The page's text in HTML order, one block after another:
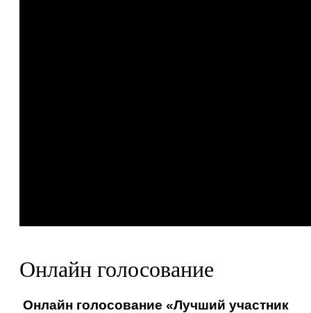
Онлайн голосование
Онлайн голосование «Лучший участник